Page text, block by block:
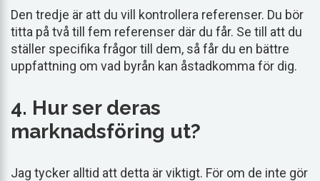
Den tredje är att du vill kontrollera referenser. Du bör
titta på två till fem referenser där du får. Se till att du
ställer specifika frågor till dem, så får du en bättre
uppfattning om vad byrån kan åstadkomma för dig.
4. Hur ser deras
marknadsföring ut?
Jag tycker alltid att detta är viktigt. För om de inte gör